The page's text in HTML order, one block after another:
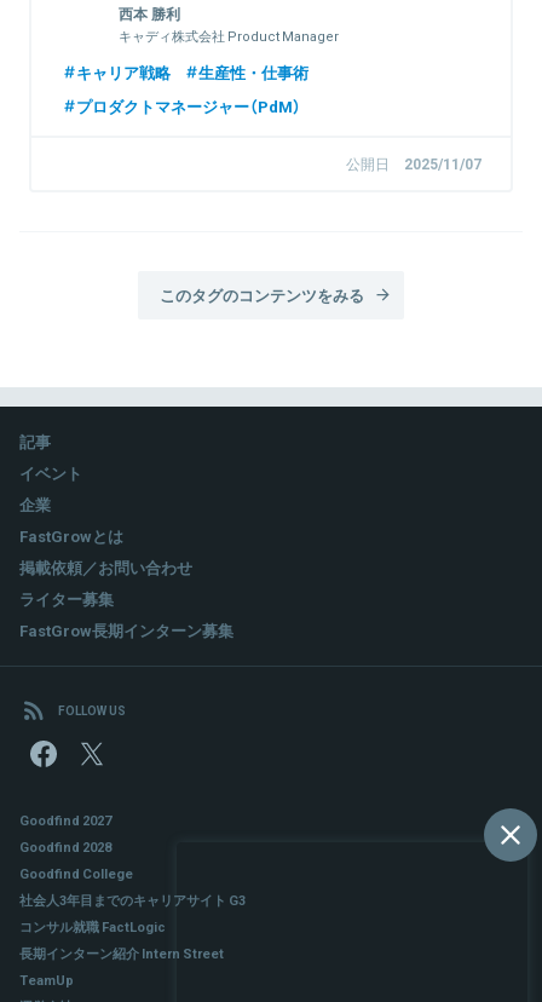
西本 勝利
キャディ株式会社 Product Manager
キャリア戦略
生産性・仕事術
プロダクトマネージャー（PdM）
公開日 2025/11/07
このタグのコンテンツをみる
記事
イベント
企業
FastGrowとは
掲載依頼／お問い合わせ
ライター募集
FastGrow長期インターン募集
FOLLOW US
Goodfind 2027
Goodfind 2028
Goodfind College
社会人3年目までのキャリアサイト G3
コンサル就職 FactLogic
長期インターン紹介 Intern Street
TeamUp